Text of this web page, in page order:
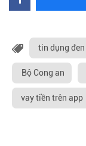
tin dụng đen
Bộ Cong an
vay tiền trên app